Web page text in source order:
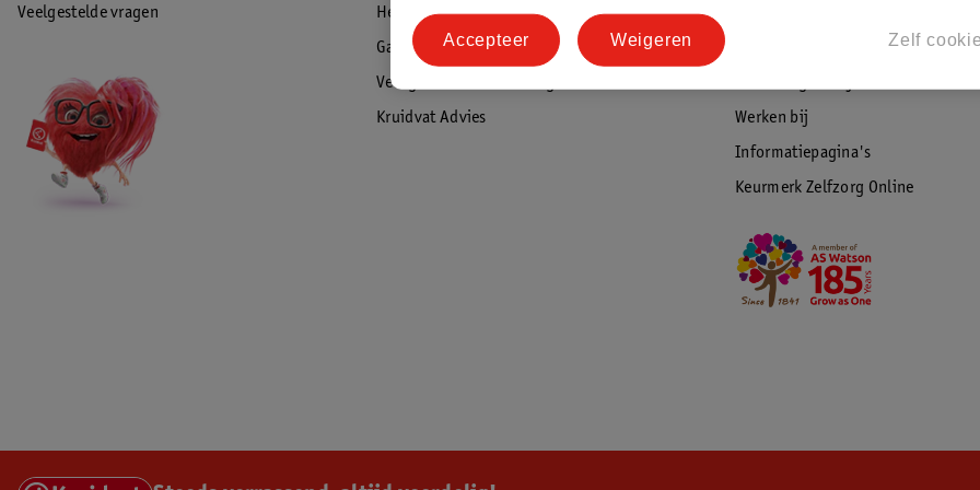
Veelgestelde vragen
Herroepen & retourneren
Garantie
Veiligheidswaarschuwingen
Kruidvat Advies
Werken bij
Informatiepagina's
Keurmerk Zelfzorg Online
Zelf
Weigeren
Accepteer